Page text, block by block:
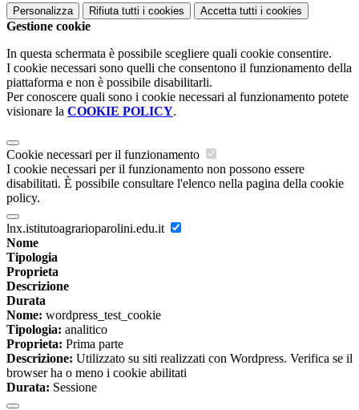
Personalizza Rifiuta tutti i cookies Accetta tutti i cookies
Gestione cookie
In questa schermata è possibile scegliere quali cookie consentire.
I cookie necessari sono quelli che consentono il funzionamento della
piattaforma e non è possibile disabilitarli.
Per conoscere quali sono i cookie necessari al funzionamento potete
visionare la COOKIE POLICY.
Cookie necessari per il funzionamento
I cookie necessari per il funzionamento non possono essere
disabilitati. È possibile consultare l'elenco nella pagina della cookie
policy.
lnx.istitutoagrarioparolini.edu.it
Nome
Tipologia
Proprieta
Descrizione
Durata
Nome: wordpress_test_cookie
Tipologia: analitico
Proprieta: Prima parte
Descrizione: Utilizzato su siti realizzati con Wordpress. Verifica se il
browser ha o meno i cookie abilitati
Durata: Sessione